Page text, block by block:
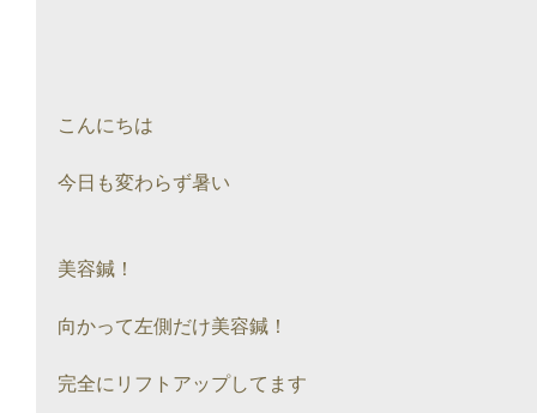
こんにちは
今日も変わらず暑い
美容鍼！
向かって左側だけ美容鍼！
完全にリフトアップしてます